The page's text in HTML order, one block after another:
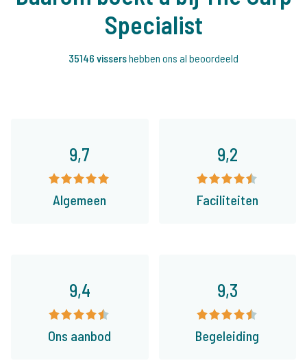
Specialist
35146 vissershebben ons al beoordeeld
9,7
Algemeen
9,2
Faciliteiten
9,4
Ons aanbod
9,3
Begeleiding